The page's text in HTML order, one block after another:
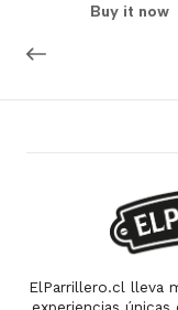
Buy it now
ElParrillero.cl lleva
experiencias